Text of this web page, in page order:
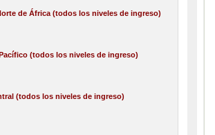
de África (todos los niveles de ingreso)
(todos los niveles de ingreso)
(todos los niveles de ingreso)